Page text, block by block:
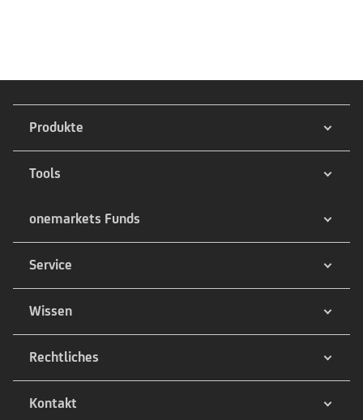
Produkte
Tools
onemarkets Funds
Service
Wissen
Rechtliches
Kontakt